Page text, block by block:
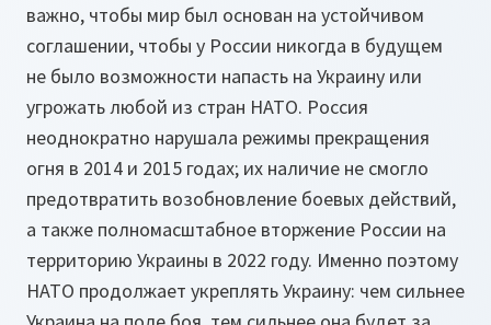
важно, чтобы мир был основан на устойчивом
соглашении, чтобы у России никогда в будущем
не было возможности напасть на Украину или
угрожать любой из стран НАТО. Россия
неоднократно нарушала режимы прекращения
огня в 2014 и 2015 годах; их наличие не смогло
предотвратить возобновление боевых действий,
а также полномасштабное вторжение России на
территорию Украины в 2022 году. Именно поэтому
НАТО продолжает укреплять Украину: чем сильнее